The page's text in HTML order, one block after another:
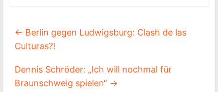
← Berlin gegen Ludwigsburg: Clash de las
Culturas?!
Dennis Schröder: „Ich will nochmal für
Braunschweig spielen“ →